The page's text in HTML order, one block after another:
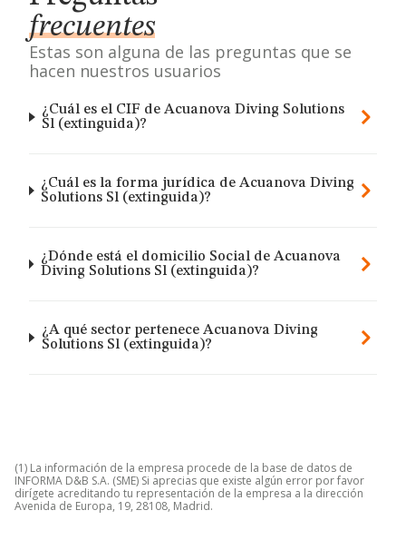
frecuentes
Estas son alguna de las preguntas que se
hacen nuestros usuarios
¿Cuál es el CIF de Acuanova Diving Solutions
Sl (extinguida)?
¿Cuál es la forma jurídica de Acuanova Diving
Solutions Sl (extinguida)?
¿Dónde está el domicilio Social de Acuanova
Diving Solutions Sl (extinguida)?
¿A qué sector pertenece Acuanova Diving
Solutions Sl (extinguida)?
(1) La información de la empresa procede de la base de datos de
INFORMA D&B S.A. (SME) Si aprecias que existe algún error por favor
dirígete acreditando tu representación de la empresa a la dirección
Avenida de Europa, 19, 28108, Madrid.